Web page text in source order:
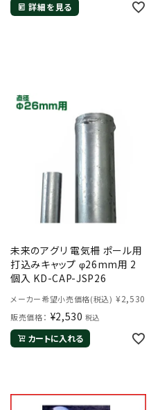
詳細を見る
未来のアグリ 電気柵 ポール用
打込みキャップ φ26mm用 2
個入 KD-CAP-JSP26
メーカー希望小売価格(税込) ¥2,530
販売価格： ¥2,530 税込
カートに入れる